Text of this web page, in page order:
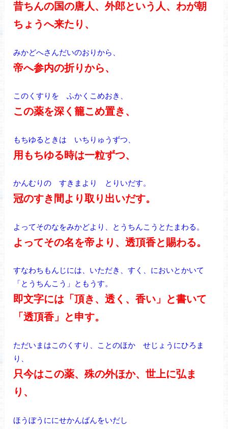
昔ちんの国の唐人、外郎という人、わが朝
ちょうへ来たり、
みかどへさんだいのおりから、
帝へ参内の折りから、
このくすりを ふかくこめおき、
この薬を深く籠こめ置き、
もちゆるときは いちりゅうずつ、
用もちゆる時は一粒ずつ、
かんむりの すきまより とりいだす。
冠のすき間より取り出いだす。
よってそのなをみかどより、とうちんこうとたまわる。
よってその名を帝より、透頂香と賜わる。
すなわちもんじには、いただき、すく、においとかいて
「とうちんこう」ともうす。
即文字には「頂き、透く、香い」と書いて
「透頂香」と申す。
ただいまはこのくすり、ことのほか せじょうにひろま
り、
只今はこの薬、殊の外ほか、世上に弘ま
り、
ほうぼうににせかんばんをいだし